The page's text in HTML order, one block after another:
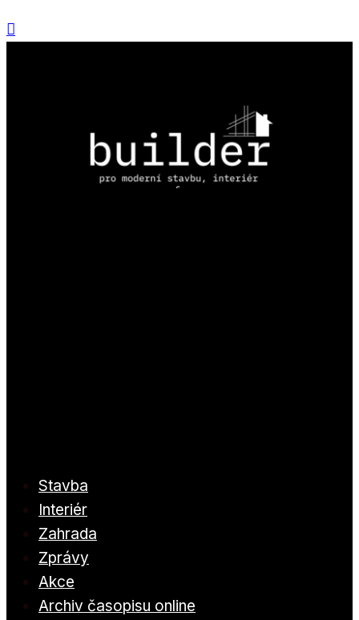
Stavba
Interiér
Zahrada
Zprávy
Akce
Archiv časopisu online